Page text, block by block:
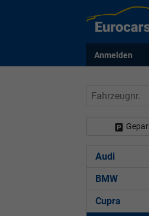
Anmelden
Fahrzeugnr.
Audi
BMW
Cupra